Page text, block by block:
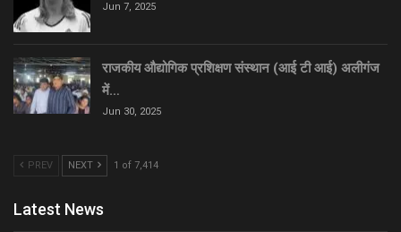
Jun 7, 2025
राजकीय औद्योगिक प्रशिक्षण संस्थान (आई टी आई) अलीगंज
में…
Jun 30, 2025
PREV NEXT 1 of 7,414
Latest News